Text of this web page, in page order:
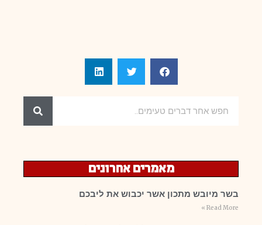
מאמרים אחרונים
בשר מיובש מתכון אשר יכבוש את ליבכם
Read More »